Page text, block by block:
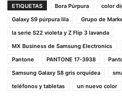
ETIQUETAS Bora Púrpura color
Galaxy S9 púrpura lila
Grupo de
la serie S22 violeta y Z Flip 3 lavanda
MX Business de Samsung Electronics
Pantone
PANTONE 17-3938
Samsung Galaxy S8 gris orquídea
teléfonos y tabletas
un nuevo color